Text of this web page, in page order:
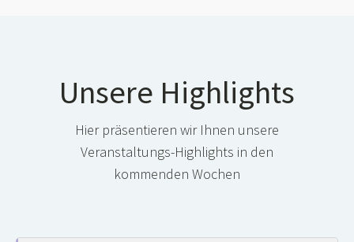
Unsere Highlights
Hier präsentieren wir Ihnen unsere
Veranstaltungs-Highlights in den
kommenden Wochen